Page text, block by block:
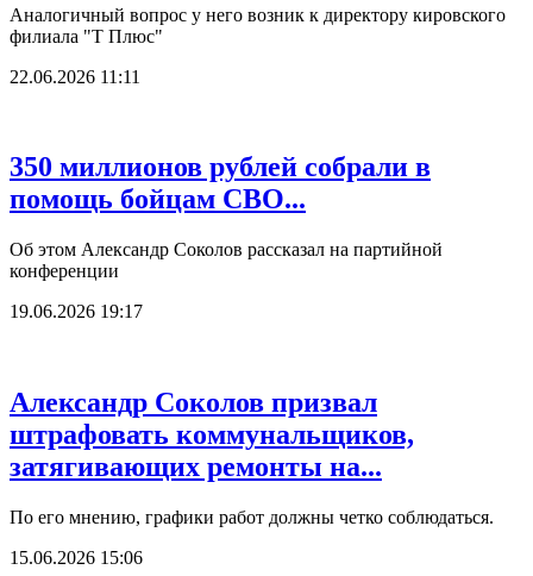
Аналогичный вопрос у него возник к директору кировского
филиала "Т Плюс"
22.06.2026 11:11
350 миллионов рублей собрали в
помощь бойцам СВО...
Об этом Александр Соколов рассказал на партийной
конференции
19.06.2026 19:17
Александр Соколов призвал
штрафовать коммунальщиков,
затягивающих ремонты на...
По его мнению, графики работ должны четко соблюдаться.
15.06.2026 15:06